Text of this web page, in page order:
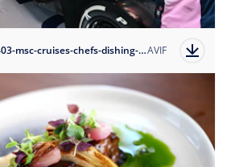
1763655501-1757317403-msc-cruises-chefs-dishing-out-meals-to-bwt-alpine-drivers-in-the-garage?auto=formatAVIF